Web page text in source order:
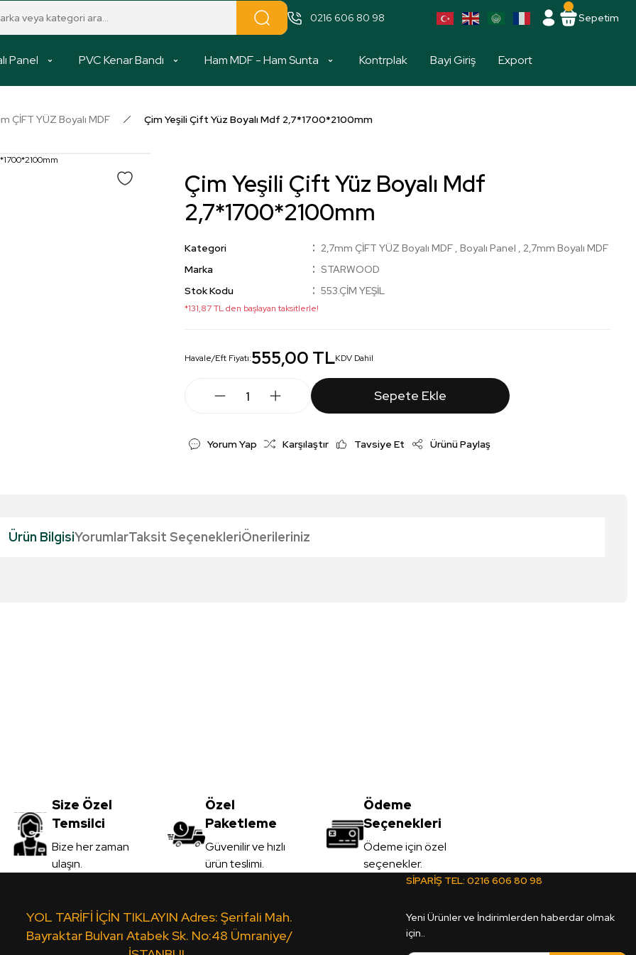
0216 606 80 98 Sepetim
Panel PVC Kenar Bandı Ham MDF - Ham Sunta Kontrplak Bayi Giriş Export
ÇİFT YÜZ Boyalı MDF Çim Yeşili Çift Yüz Boyalı Mdf 2,7*1700*2100mm
Çim Yeşili Çift Yüz Boyalı Mdf
2,7*1700*2100mm
Kategori 2,7mm ÇİFT YÜZ Boyalı MDF , Boyalı Panel , 2,7mm Boyalı MDF
Marka
STARWOOD
Stok Kodu
553.ÇİM YEŞİL
*131,87 TL den başlayan taksitlerle!
Havale/Eft Fiyatı:555,00 TLKDV Dahil
Sepete Ekle
Yorum Yap Karşılaştır Tavsiye Et Ürünü Paylaş
Ürün BilgisiYorumlarTaksit SeçenekleriÖnerileriniz
Gönder
555,00
Sipariş Ver
KDV Dahil
Sipariş Ver
Kırmızı Çift Yüz Boyalı Mdf 2,7*1700*2100mm
Size Özel
Temsilci
Bize her zaman
ulaşın.
Özel
Paketleme
Güvenilir ve hızlı
ürün teslimi.
Ödeme
Seçenekleri
Ödeme için özel
seçenekler.
YOL TARİFİ İÇİN TIKLAYIN Adres: Şerifali Mah.
Bayraktar Bulvarı Atabek Sk. No:48 Ümraniye/
SİPARİŞ TEL: 0216 606 80 98
Yeni Ürünler ve İndirimlerden haberdar olmak
için..